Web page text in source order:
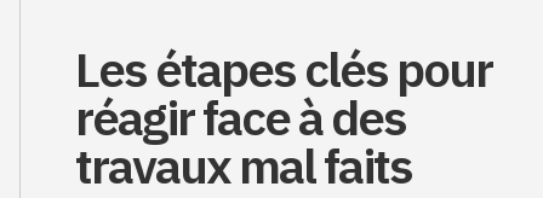
Les étapes clés pour
réagir face à des
travaux mal faits